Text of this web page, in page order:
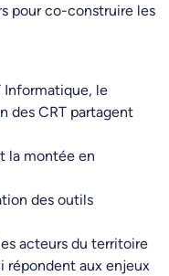
pour co-construire les
Informatique, le
des CRT partagent
la montée en
des outils
acteurs du territoire
répondent aux enjeux